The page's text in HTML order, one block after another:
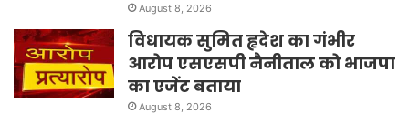
August 8, 2026
विधायक सुमित हृदेश का गंभीर
आरोप एसएसपी नैनीताल को भाजपा
का एजेंट बताया
August 8, 2026